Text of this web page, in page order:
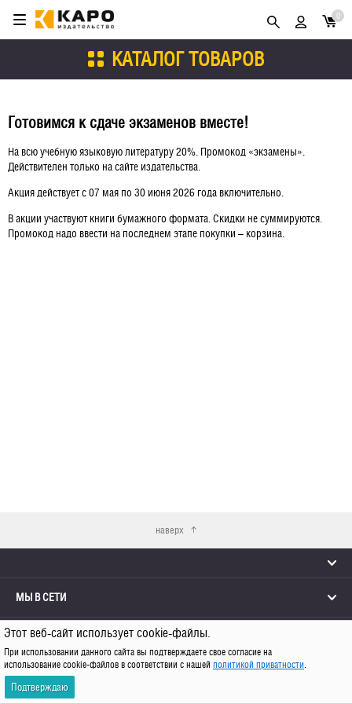
Этот веб-сайт использует cookie-файлы.
При использовании данного сайта вы подтверждаете свое согласие на
использование cookie-файлов в соответствии с нашей политикой приватности.
Подтверждаю
КАТАЛОГ ТОВАРОВ
0
Готовимся к сдаче экзаменов вместе!
На всю учебную языковую литературу 20%. Промокод «экзамены».
Действителен только на сайте издательства.
Акция действует с 07 мая по 30 июня 2026 года включительно.
В акции участвуют книги бумажного формата. Скидки не суммируются.
Промокод надо ввести на последнем этапе покупки – корзина.
наверх
МЫ В СЕТИ
КОНТАКТЫ